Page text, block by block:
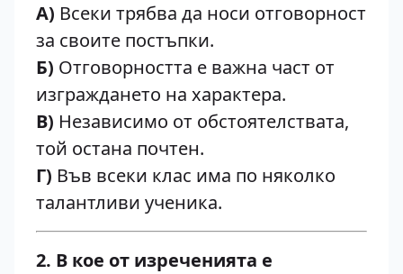
А) Всеки трябва да носи отговорност
за своите постъпки.
Б) Отговорността е важна част от
изграждането на характера.
В) Независимо от обстоятелствата,
той остана почтен.
Г) Във всеки клас има по няколко
талантливи ученика.
2. В кое от изреченията е